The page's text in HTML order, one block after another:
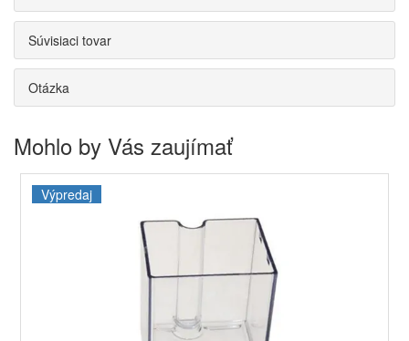
Súvisiaci tovar
Otázka
Mohlo by Vás zaujímať
Výpredaj